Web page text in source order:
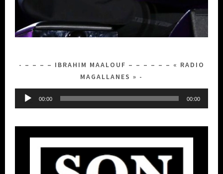
– – – – IBRAHIM MAALOUF – – – – – – « RADIO
MAGALLANES »
Lecteur
00:00 00:00